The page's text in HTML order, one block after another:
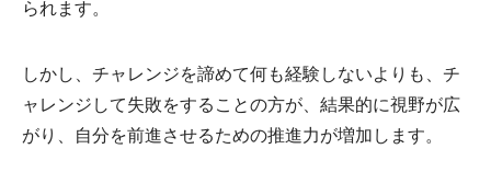
られます。
しかし、チャレンジを諦めて何も経験しないよりも、チ
ャレンジして失敗をすることの方が、結果的に視野が広
がり、自分を前進させるための推進力が増加します。